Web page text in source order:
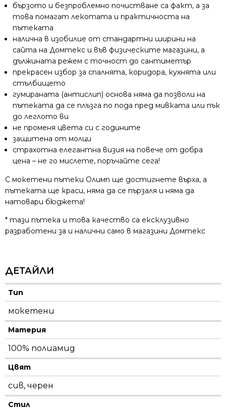
бързото и безпроблемно почистване са факт, а за
това помагат лекотата и практичноста на
пътеката
налична в изобилие от стандартни ширини на
сайта на Домтекс и във физическите магазини, а
дължината режем с точност до сантиметър
прекрасен избор за спалнята, коридора, кухнята или
стълбището
гумираната (антислип) основа няма да позволи на
пътеката да се плъзга по пода пред мивката или пък
до леглото ви
не променя цвета си с годините
защитена от молци
страхотна елегантна визия на повече от добра
цена – не го мислете, поръчайте сега!
С мокетени пътеки Олимп ще достигнете върха, а
пътеката ще краси, няма да се пързаля и няма да
натовари бюджета!
* тази пътека и това качество са ексклузивно
разработени за и налични само в магазини Домтекс
ДЕТАЙЛИ
Тип
мокетени
Материя
100% полиамид
Цвят
сив, черен
Стил